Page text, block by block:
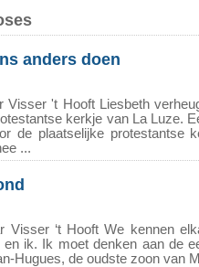
anders doen
Visser 't Hooft Liesbeth
kerkje van La Luze.
de plaatselijke protestantse
...
Visser ‘t Hooft We kennen
en ik. Ik moet denken aan de
Hugues, de oudste zoon van